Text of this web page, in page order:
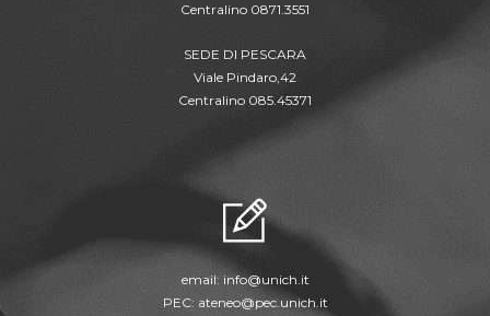
Centralino 0871.3551
SEDE DI PESCARA
Viale Pindaro,42
Centralino 085.45371
email: info@unich.it
PEC: ateneo@pec.unich.it